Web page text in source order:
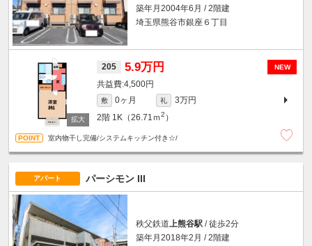
築年月2004年6月 / 2階建
埼玉県熊谷市銀座６丁目
NEW
205 5.9万円
4,500円
敷 0ヶ月 礼
3万円
2階 1K（26.71ｍ2 ）
室内物干し完備/システムキッチン付き☆/
アパート パーシモン III
秩父鉄道上熊谷駅 / 徒歩2分
築年月2018年2月 / 2階建